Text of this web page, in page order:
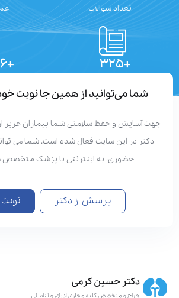
تعداد سوالات عمل
شما می‌توانید از همین جا نوبت خود را
آسایش و حفظ سلامتی شما بیماران عزیز از ،
دکتر در این سایت فعال شده است. شما می توانید
حضوری، به اینترنتی با پزشک متخصص صحبت
پرسش از دکتر نوبت دهی